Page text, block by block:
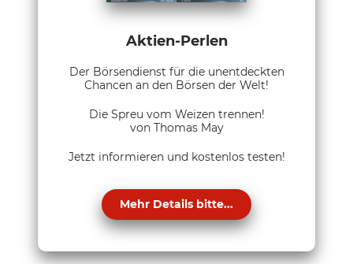
Aktien-Perlen
Der Börsendienst für die unentdeckten
Chancen an den Börsen der Welt!
Die Spreu vom Weizen trennen!
von Thomas May
Jetzt informieren und kostenlos testen!
Mehr Details bitte...